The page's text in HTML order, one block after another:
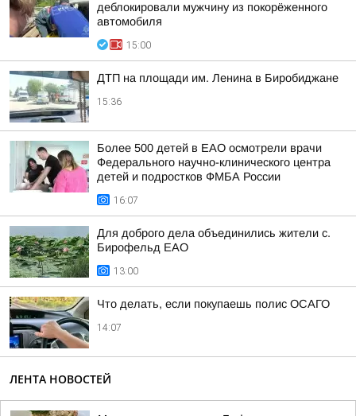
деблокировали мужчину из покорёженного
автомобиля
15:00
ДТП на площади им. Ленина в Биробиджане
15:36
Более 500 детей в ЕАО осмотрели врачи
Федерального научно-клинического центра
детей и подростков ФМБА России
16:07
Для доброго дела объединились жители с.
Бирофельд ЕАО
13:00
Что делать, если покупаешь полис ОСАГО
14:07
ЛЕНТА НОВОСТЕЙ